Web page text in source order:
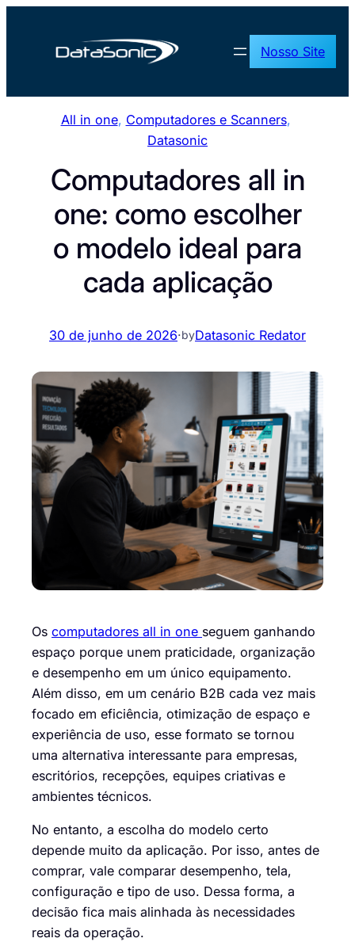
Nosso Site
All in one, Computadores e Scanners
Datasonic
Computadores all in
one: como escolher
o modelo ideal para
cada aplicação
30 de junho de 2026·byDatasonic Redator
Os computadores all in one seguem ganhando
espaço porque unem praticidade, organização
e desempenho em um único equipamento.
Além disso, em um cenário B2B cada vez mais
focado em eficiência, otimização de espaço e
experiência de uso, esse formato se tornou
uma alternativa interessante para empresas,
escritórios, recepções, equipes criativas e
ambientes técnicos.
No entanto, a escolha do modelo certo
depende muito da aplicação. Por isso, antes de
comprar, vale comparar desempenho, tela,
configuração e tipo de uso. Dessa forma, a
decisão fica mais alinhada às necessidades
reais da operação.